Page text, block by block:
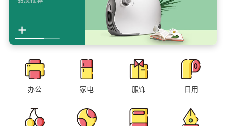
办公 家电 服饰 日用